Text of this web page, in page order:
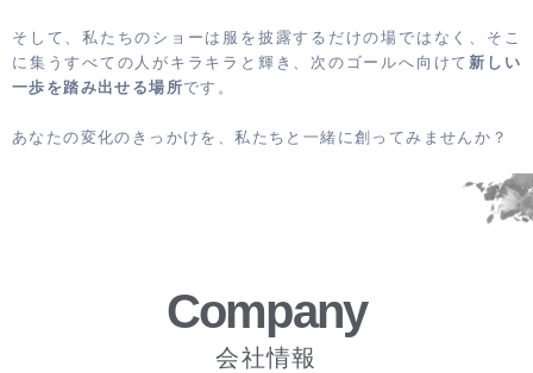
そして、私たちのショーは服を披露するだけの場ではなく、そこ
に集うすべての人がキラキラと輝き、次のゴールへ向けて 新しい
一歩を踏み出せる場所です。
あなたの変化のきっかけを、私たちと一緒に創ってみませんか？
Company
会社情報